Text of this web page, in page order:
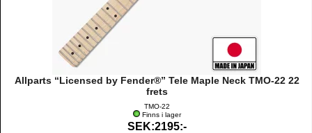
Allparts “Licensed by Fender®” Tele Maple Neck TMO-22 22
frets
TMO-22
Finns i lager
SEK:2195:-